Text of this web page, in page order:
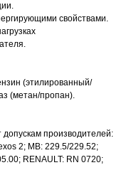
свойствами.
(этилированный/
(метан/пропан).
допускам производителей:
2; MB: 229.5/229.52;
RENAULT: RN 0720;